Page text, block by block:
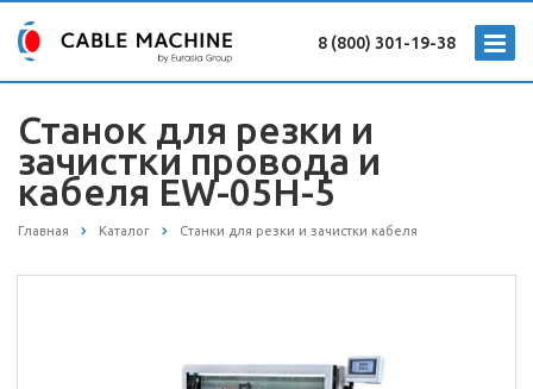
8 (800) 301-19-38
Станок для резки и
зачистки провода и
кабеля EW-05H-5
Главная Каталог Станки для резки и зачистки кабеля